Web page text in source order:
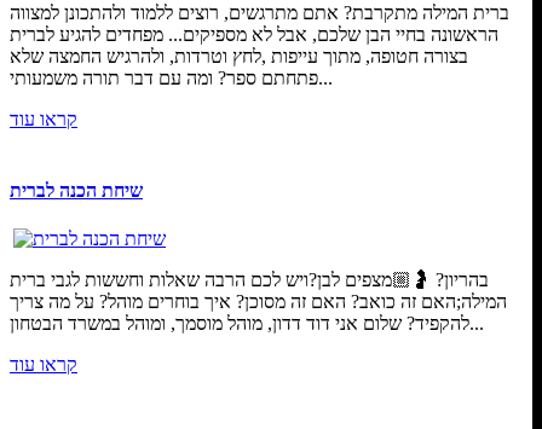
ברית המילה מתקרבת? אתם מתרגשים, רוצים ללמוד ולהתכונן למצווה
הראשונה בחיי הבן שלכם, אבל לא מספיקים... מפחדים להגיע לברית
בצורה חטופה, מתוך עייפות ,לחץ וטרדות, ולהרגיש החמצה שלא
פתחתם ספר? ומה עם דבר תורה משמעותי...
קראו עוד
שיחת הכנה לברית
בהריון? 🤰🏼מצפים לבן?ויש לכם הרבה שאלות וחששות לגבי ברית
המילה;האם זה כואב? האם זה מסוכן? איך בוחרים מוהל? על מה צריך
להקפיד? שלום אני דוד דדון, מוהל מוסמך, ומוהל במשרד הבטחון...
קראו עוד